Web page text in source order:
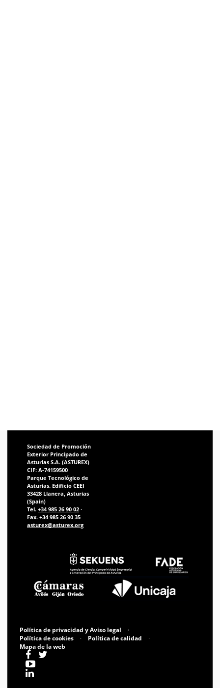
Sociedad de Promoción
Exterior Principado de
Asturias S.A. (ASTUREX)
CIF: A-74159500
Parque Tecnológico de
Asturias. Edificio CEEI
33428 Llanera, Asturias
(Spain)
Tel. +34 985 26 90 02 ·
Fax. +34 985 26 90 35
asturex@asturex.org
Política de privacidad y Aviso legal
·
Política de cookies
· Política de calidad
·
Mapa de la web